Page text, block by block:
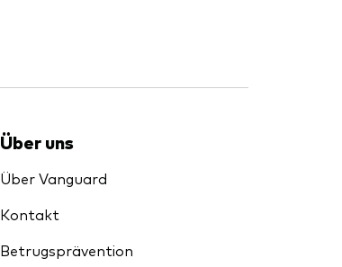
Über uns
Über Vanguard
Kontakt
Betrugsprävention